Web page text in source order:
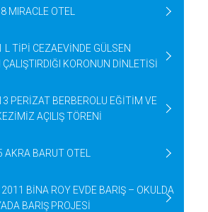
MIRACLE OTEL
TİPİ CEZAEVİNDE GÜLSEN
ÇALIŞTIRDIĞI KORONUN DİNLETİSİ
PERİZAT BERBEROLU EĞİTİM VE
AÇILIŞ TÖRENİ
BARUT OTEL
BİNA ROY EVDE BARIŞ – OKULDA
BARIŞ PROJESİ